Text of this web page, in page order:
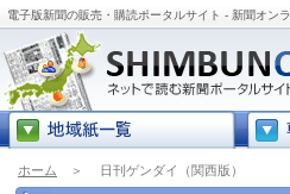
電子版新聞の販売・購読ポータルサイト - 新聞オン
ホーム ＞ 日刊ゲンダイ（関西版）